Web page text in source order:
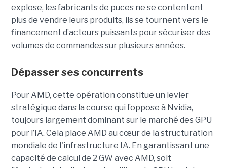
explose, les fabricants de puces ne se contentent
plus de vendre leurs produits, ils se tournent vers le
financement d’acteurs puissants pour sécuriser des
volumes de commandes sur plusieurs années.
Dépasser ses concurrents
Pour AMD, cette opération constitue un levier
stratégique dans la course qui l’oppose à Nvidia,
toujours largement dominant sur le marché des GPU
pour l’IA. Cela place AMD au cœur de la structuration
mondiale de l'infrastructure IA. En garantissant une
capacité de calcul de 2 GW avec AMD, soit